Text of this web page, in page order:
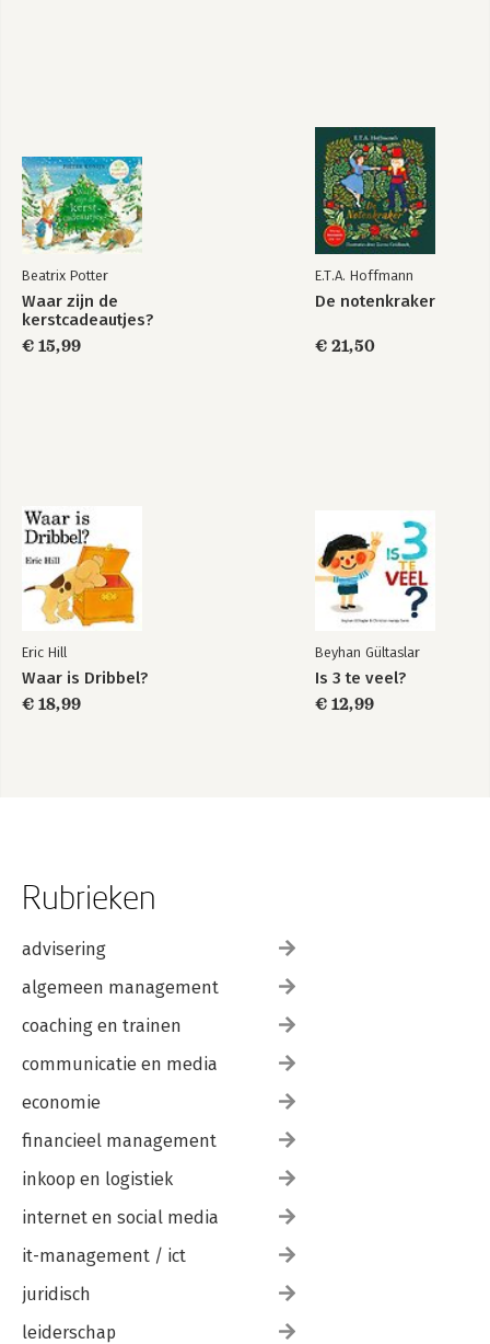
Beatrix Potter
Waar zijn de
kerstcadeautjes?
€ 15,99
E.T.A. Hoffmann
De notenkraker
€ 21,50
Eric Hill
Waar is Dribbel?
€ 18,99
Beyhan Gültaslar
Is 3 te veel?
€ 12,99
Rubrieken
advisering
algemeen management
coaching en trainen
communicatie en media
economie
financieel management
inkoop en logistiek
internet en social media
it-management / ict
juridisch
leiderschap